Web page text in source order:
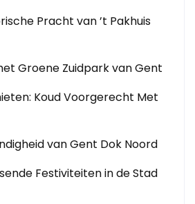
Pracht van ’t Pakhuis
Groene Zuidpark van Gent
Koud Voorgerecht Met
van Gent Dok Noord
Festiviteiten in de Stad